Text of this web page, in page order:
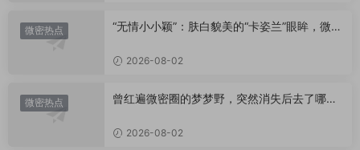
微密热点
“无情小小颖”：肤白貌美的“卡姿兰”眼眸，微密
2026-08-02
微密热点
曾红遍微密圈的梦梦野，突然消失后去了哪
2026-08-02